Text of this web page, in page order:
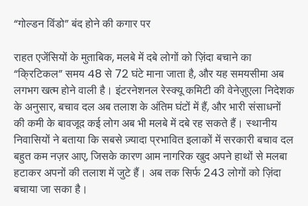
“गोल्डन विंडो” बंद होने की कगार पर
राहत एजेंसियों के मुताबिक, मलबे में दबे लोगों को ज़िंदा बचाने का
“क्रिटिकल” समय 48 से 72 घंटे माना जाता है, और यह समयसीमा अब
लगभग खत्म होने वाली है। इंटरनेशनल रेस्क्यू कमिटी की वेनेज़ुएला निदेशक
के अनुसार, बचाव दल अब तलाश के अंतिम घंटों में हैं, और भारी संसाधनों
की कमी के बावजूद कई लोग अब भी मलबे में दबे रह सकते हैं। स्थानीय
निवासियों ने बताया कि सबसे ज़्यादा प्रभावित इलाकों में सरकारी बचाव दल
बहुत कम नज़र आए, जिसके कारण आम नागरिक खुद अपने हाथों से मलबा
हटाकर अपनों की तलाश में जुटे हैं। अब तक सिर्फ 243 लोगों को ज़िंदा
बचाया जा सका है।